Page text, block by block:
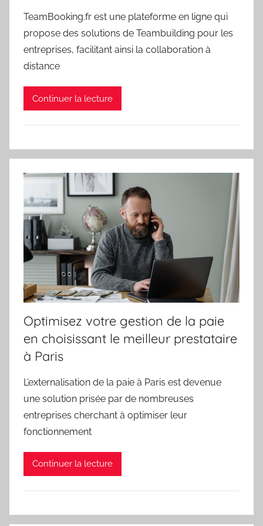
TeamBooking.fr est une plateforme en ligne qui
propose des solutions de Teambuilding pour les
entreprises, facilitant ainsi la collaboration à
distance
Continuer la lecture
Optimisez votre gestion de la paie
en choisissant le meilleur prestataire
à Paris
L’externalisation de la paie à Paris est devenue
une solution prisée par de nombreuses
entreprises cherchant à optimiser leur
fonctionnement
Continuer la lecture